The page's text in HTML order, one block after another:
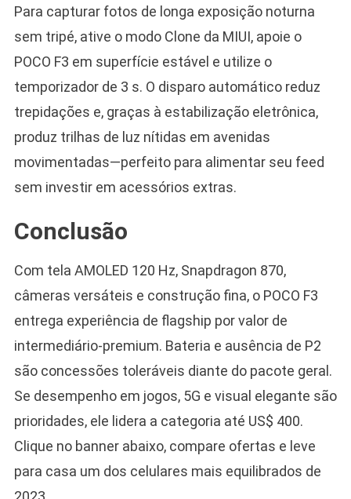
Para capturar fotos de longa exposição noturna
sem tripé, ative o modo Clone da MIUI, apoie o
POCO F3 em superfície estável e utilize o
temporizador de 3 s. O disparo automático reduz
trepidações e, graças à estabilização eletrônica,
produz trilhas de luz nítidas em avenidas
movimentadas—perfeito para alimentar seu feed
sem investir em acessórios extras.
Conclusão
Com tela AMOLED 120 Hz, Snapdragon 870,
câmeras versáteis e construção fina, o POCO F3
entrega experiência de flagship por valor de
intermediário-premium. Bateria e ausência de P2
são concessões toleráveis diante do pacote geral.
Se desempenho em jogos, 5G e visual elegante são
prioridades, ele lidera a categoria até US$ 400.
Clique no banner abaixo, compare ofertas e leve
para casa um dos celulares mais equilibrados de